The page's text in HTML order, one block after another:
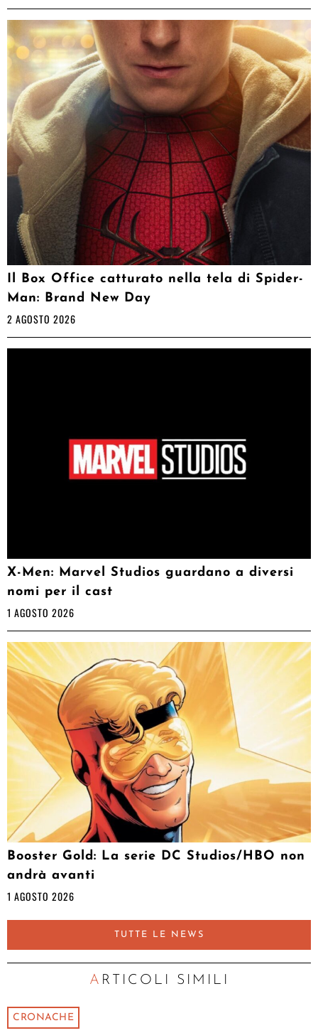
Il Box Office catturato nella tela di Spider-
Man: Brand New Day
2 AGOSTO 2026
X-Men: Marvel Studios guardano a diversi
nomi per il cast
1 AGOSTO 2026
Booster Gold: La serie DC Studios/HBO non
andrà avanti
1 AGOSTO 2026
TUTTE LE NEWS
ARTICOLI SIMILI
CRONACHE